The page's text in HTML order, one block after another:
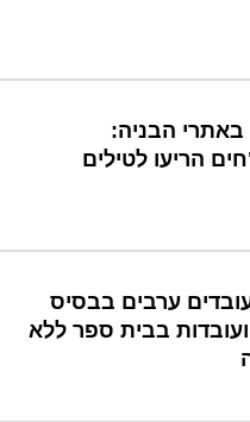
באתרי הבניה:
הריעו לטילים
ערבים בבסיס
בבית ספר ללא